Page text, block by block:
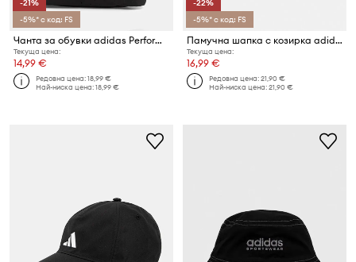
-21%
-5%* с код: FS
Чанта за обувки adidas Performance
Текуща цена:
14,99 €
Редовна цена:18,99 €
Най-ниска цена:18,99 €
-22%
-5%* с код: FS
Памучна шапка с козирка adidas Performance
Текуща цена:
16,99 €
Редовна цена:21,90 €
Най-ниска цена:21,90 €